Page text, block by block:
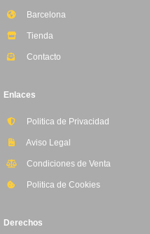
Barcelona
Tienda
Contacto
Enlaces
Politica de Privacidad
Aviso Legal
Condiciones de Venta
Politica de Cookies
Derechos